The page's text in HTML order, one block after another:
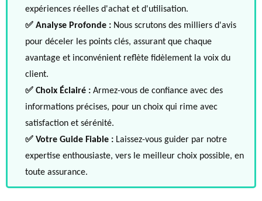
expériences réelles d'achat et d'utilisation.
✅ Analyse Profonde : Nous scrutons des milliers d'avis
pour déceler les points clés, assurant que chaque
avantage et inconvénient reflète fidèlement la voix du
client.
✅ Choix Éclairé : Armez-vous de confiance avec des
informations précises, pour un choix qui rime avec
satisfaction et sérénité.
✅ Votre Guide Fiable : Laissez-vous guider par notre
expertise enthousiaste, vers le meilleur choix possible, en
toute assurance.